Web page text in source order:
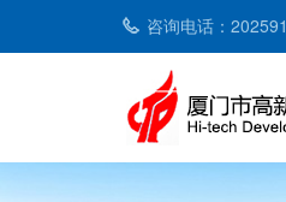
咨询电话：